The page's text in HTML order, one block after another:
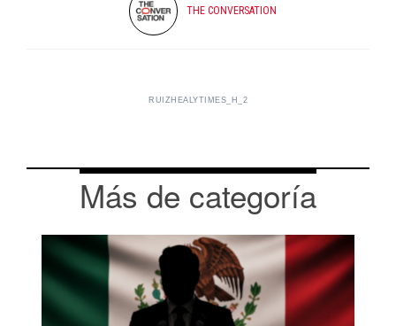
THE CONVERSATION
RUIZHEALYTIMES_H_2
Más de categoría